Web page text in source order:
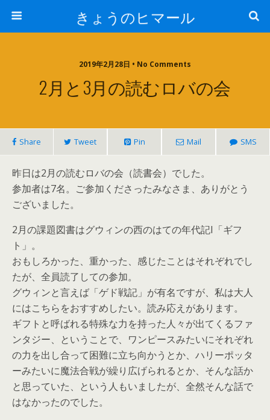
きょうのヒマール
2019年2月28日 • No Comments
2月と3月の読むロバの会
Share Tweet Pin Mail SMS
昨日は2月の読むロバの会（読書会）でした。
参加者は7名。ご参加くださったみなさま、ありがとう
ございました。
2月の課題図書はグウィンの西のはての年代記I「ギフ
ト」。
おもしろかった、重かった、感じたことはそれぞれでし
たが、全員読了しての参加。
グウィンと言えば「ゲド戦記」が有名ですが、私は大人
にはこちらをおすすめしたい。読み応えがあります。
ギフトと呼ばれる特殊な力を持った人々が出てくるファ
ンタジー、ということで、ワンピースみたいにそれぞれ
の力を出し合って困難に立ち向かうとか、ハリーポッタ
ーみたいに魔法合戦が繰り広げられるとか、そんな話か
と思っていた、という人もいましたが、全然そんな話で
はなかったのでした。